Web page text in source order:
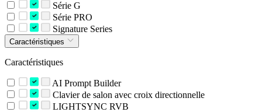
Série G
Série PRO
Signature Series
Caractéristiques
Caractéristiques
AI Prompt Builder
Clavier de salon avec croix directionnelle
LIGHTSYNC RVB